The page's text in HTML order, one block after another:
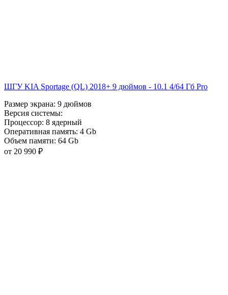
ШГУ KIA Sportage (QL) 2018+ 9 дюймов - 10.1 4/64 Гб Pro
Размер экрана: 9 дюймов
Версия системы:
Процессор: 8 ядерный
Оперативная память: 4 Gb
Объем памяти: 64 Gb
от 20 990 ₽